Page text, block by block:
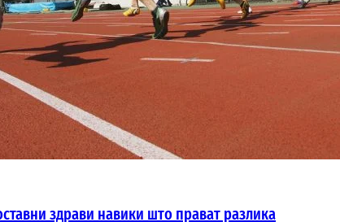
здрави навики што прават разлика